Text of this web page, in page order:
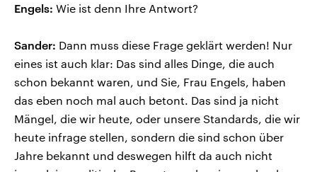
Engels: Wie ist denn Ihre Antwort?
Sander: Dann muss diese Frage geklärt werden! Nur
eines ist auch klar: Das sind alles Dinge, die auch
schon bekannt waren, und Sie, Frau Engels, haben
das eben noch mal auch betont. Das sind ja nicht
Mängel, die wir heute, oder unsere Standards, die wir
heute infrage stellen, sondern die sind schon über
Jahre bekannt und deswegen hilft da auch nicht